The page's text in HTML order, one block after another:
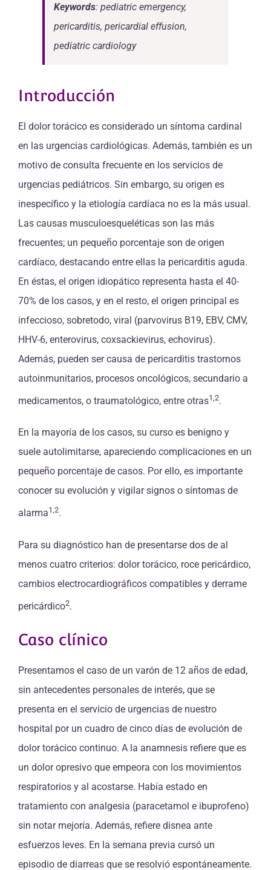
Keywords: pediatric emergency,
pericarditis, pericardial effusion,
pediatric cardiology
Introducción
El dolor torácico es considerado un síntoma cardinal
en las urgencias cardiológicas. Además, también es un
motivo de consulta frecuente en los servicios de
urgencias pediátricos. Sin embargo, su origen es
inespecífico y la etiología cardíaca no es la más usual.
Las causas musculoesqueléticas son las más
frecuentes; un pequeño porcentaje son de origen
cardíaco, destacando entre ellas la pericarditis aguda.
En éstas, el origen idiopático representa hasta el 40-
70% de los casos, y en el resto, el origen principal es
infeccioso, sobretodo, viral (parvovirus B19, EBV, CMV,
HHV-6, enterovirus, coxsackievirus, echovirus).
Además, pueden ser causa de pericarditis trastornos
autoinmunitarios, procesos oncológicos, secundario a
medicamentos, o traumatológico, entre otras1,2.
En la mayoría de los casos, su curso es benigno y
suele autolimitarse, apareciendo complicaciones en un
pequeño porcentaje de casos. Por ello, es importante
conocer su evolución y vigilar signos o síntomas de
alarma1,2.
Para su diagnóstico han de presentarse dos de al
menos cuatro criterios: dolor torácico, roce pericárdico,
cambios electrocardiográficos compatibles y derrame
pericárdico2.
Caso clínico
Presentamos el caso de un varón de 12 años de edad,
sin antecedentes personales de interés, que se
presenta en el servicio de urgencias de nuestro
hospital por un cuadro de cinco días de evolución de
dolor torácico continuo. A la anamnesis refiere que es
un dolor opresivo que empeora con los movimientos
respiratorios y al acostarse. Había estado en
tratamiento con analgesia (paracetamol e ibuprofeno)
sin notar mejoría. Además, refiere disnea ante
esfuerzos leves. En la semana previa cursó un
episodio de diarreas que se resolvió espontáneamente.